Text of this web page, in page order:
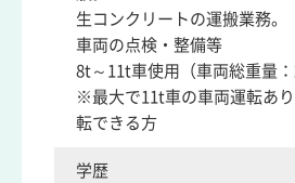
生コンクリートの運搬業務。
車両の点検・整備等
8t～11t車使用（車両総重量：
※最大で11t車の車両運転あ
転できる方
学歴